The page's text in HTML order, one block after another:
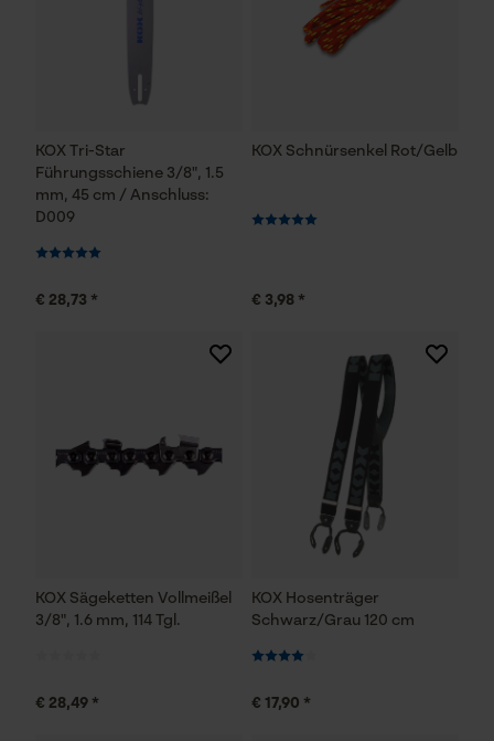
KOX Tri-Star
Führungsschiene 3/8", 1.5
mm, 45 cm / Anschluss:
D009
€ 28,73 *
KOX Schnürsenkel Rot/Gelb
€ 3,98 *
KOX Sägeketten Vollmeißel
3/8", 1.6 mm, 114 Tgl.
€ 28,49 *
KOX Hosenträger
Schwarz/Grau 120 cm
€ 17,90 *